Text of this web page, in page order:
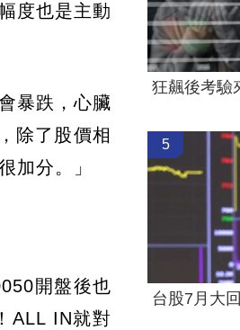
度也是主動
暴跌，心臟
除了股價相
加分。」
開盤後也
ALL IN就對
5